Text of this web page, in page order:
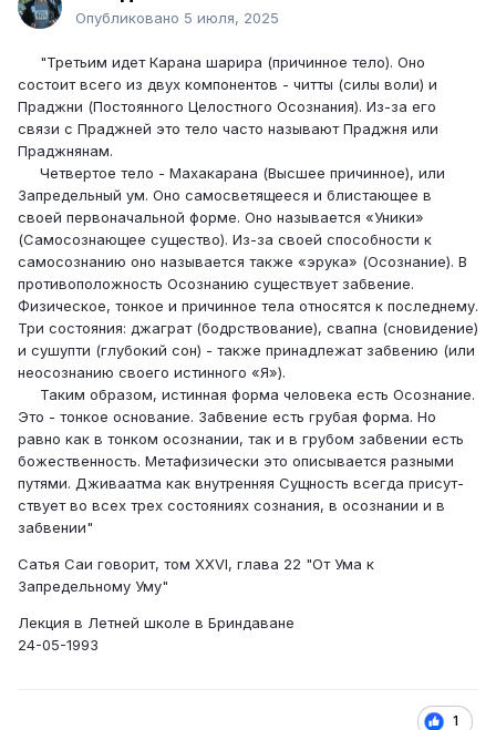
Опубликовано 5 июля, 2025
"Третьим идет Карана шарира (причинное тело). Оно
состоит всего из двух компонентов - читты (силы воли) и
Праджни (Постоянного Целостного Осознания). Из-за его
связи с Праджней это тело часто называют Праджня или
Праджнянам.
Четвертое тело - Махакарана (Высшее причин­ное), или
Запредельный ум. Оно самосветящееся и блистающее в
своей первоначальной форме. Оно называется «Уники»
(Самосознающее существо). Из-за своей способности к
самосознанию оно называ­ется также «эрука» (Осознание). В
противоположность Осознанию существует забвение.
Физическое, тонкое и причинное тела относятся к последнему.
Три состояния: джаграт (бодрствование), свапна (сно­видение)
и сушупти (глубокий сон) - также при­надлежат забвению (или
неосознанию своего истинного «Я»).
Таким образом, истинная форма человека есть Осознание.
Это - тонкое основание. Забвение есть грубая форма. Но
равно как в тонком осознании, так и в грубом забвении есть
божественность. Ме­тафизически это описывается разными
путями. Дживаатма как внутренняя Сущность всегда присут­
ствует во всех трех состояниях сознания, в осознании и в
забвении"
Сатья Саи говорит, том XXVI, глава 22 "От Ума к
Запредельному Уму"
Лекция в Летней школе в Бриндаване
24-05-1993
1